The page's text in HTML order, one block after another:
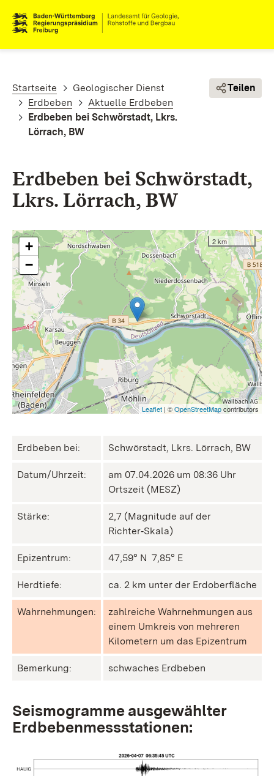
Pfadnavigation
Startseite
Geologischer Dienst
Erdbeben
Aktuelle Erdbeben
Erdbeben bei Schwörstadt, Lkrs.
Lörrach, BW
Teilen
Erdbeben bei Schwörstadt,
Lkrs. Lörrach, BW
+
−
2 km
Leaflet | ©OpenStreetMapcontributors
Erdbeben bei: Schwörstadt, Lkrs. Lörrach, BW
Datum/Uhrzeit:
am 07.04.2026 um 08:36 Uhr
Ortszeit (MESZ)
Stärke:
2,7 (Magnitude auf der
Richter‑Skala)
Epizentrum: 47,59° N ㅤ 7,85° E
Herdtiefe: ca. 2 km unter der Erdoberfläche
Wahrnehmungen:
zahlreiche Wahrnehmungen aus
einem Umkreis von mehreren
Kilometern um das Epizentrum
Bemerkung: schwaches Erdbeben
Seismogramme ausgewählter
Erdbebenmessstationen: